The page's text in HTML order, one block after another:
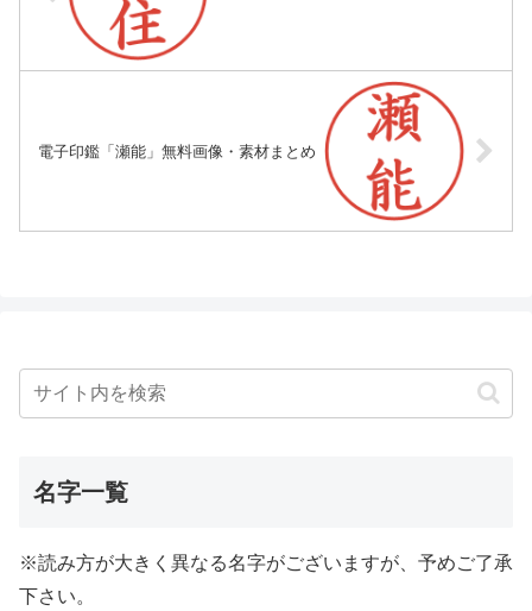
電子印鑑「瀬能」無料画像・素材まとめ
名字一覧
※読み方が大きく異なる名字がございますが、予めご了承
下さい。